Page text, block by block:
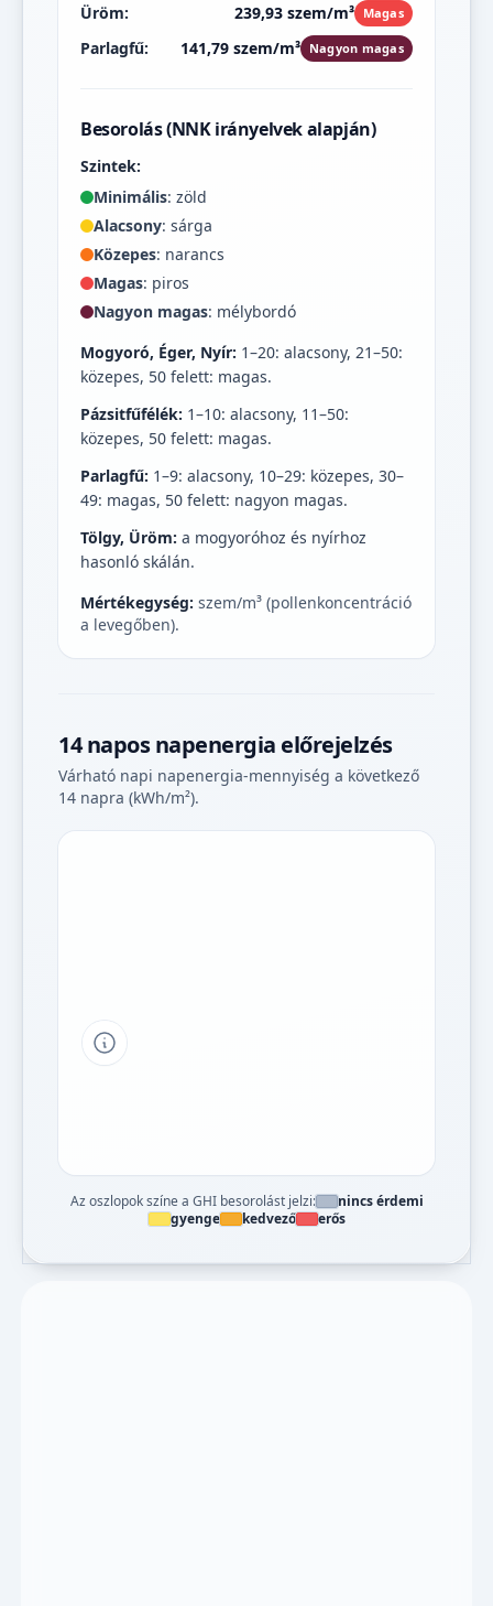
Üröm: 239,93 szem/m³ Magas
Parlagfű: 141,79 szem/m³ Nagyon magas
Besorolás (NNK irányelvek alapján)
Szintek:
Minimális: zöld
Alacsony: sárga
Közepes: narancs
Magas: piros
Nagyon magas: mélybordó
Mogyoró, Éger, Nyír: 1–20: alacsony, 21–50:
közepes, 50 felett: magas.
Pázsitfűfélék: 1–10: alacsony, 11–50:
közepes, 50 felett: magas.
Parlagfű: 1–9: alacsony, 10–29: közepes, 30–
49: magas, 50 felett: nagyon magas.
Tölgy, Üröm: a mogyoróhoz és nyírhoz
hasonló skálán.
Mértékegység: szem/m³ (pollenkoncentráció
a levegőben).
14 napos napenergia előrejelzés
Várható napi napenergia-mennyiség a következő
14 napra (kWh/m²).
Tipp a grafikon jelmagyarázatához
Az oszlopok színe a GHI besorolást jelzi:
nincs érdemi
gyenge
kedvező erős